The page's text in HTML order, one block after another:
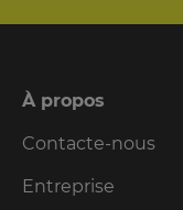
À propos
Contacte-nous
Entreprise